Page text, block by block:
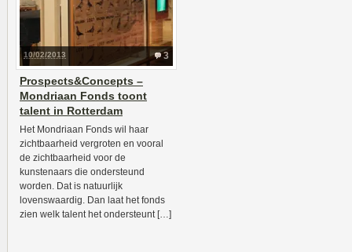
3
10/02/2013
Prospects&Concepts –
Mondriaan Fonds toont
talent in Rotterdam
Het Mondriaan Fonds wil haar
zichtbaarheid vergroten en vooral
de zichtbaarheid voor de
kunstenaars die ondersteund
worden. Dat is natuurlijk
lovenswaardig. Dan laat het fonds
zien welk talent het ondersteunt […]